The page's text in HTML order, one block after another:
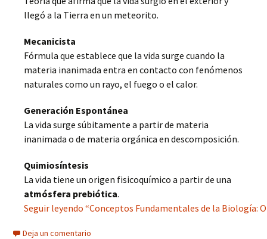
llegó a la Tierra en un meteorito.
Mecanicista
Fórmula que establece que la vida surge cuando la
materia inanimada entra en contacto con fenómenos
naturales como un rayo, el fuego o el calor.
Generación Espontánea
La vida surge súbitamente a partir de materia
inanimada o de materia orgánica en descomposición.
Quimiosíntesis
La vida tiene un origen fisicoquímico a partir de una
atmósfera prebiótica.
Seguir leyendo “Conceptos Fundamentales de la Biología:
Deja un comentario